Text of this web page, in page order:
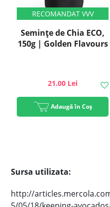
Semințe de Chia ECO,
150g | Golden Flavours
21.00 Lei
Adaugă în Coș
Sursa utilizata:
http://